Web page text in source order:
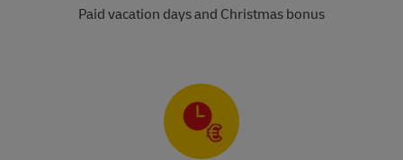
Paid vacation days and Christmas bonus